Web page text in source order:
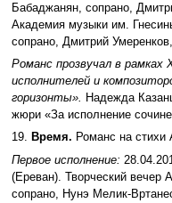
Бабаджанян, сопрано,
Академия музыки им.
сопрано, Дмитрий
Романс прозвучал в рамках
исполнителей и
горизонты». Надежда
жюри «За исполнение
19. Время. Романс на стихи
Первое исполнение:
(Ереван). Творческий вечер
сопрано, Нунэ Мелик-